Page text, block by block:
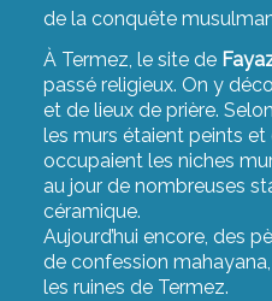
de la conquête
À Termez, le site de
passé religieux. On y
et de lieux de prière.
les murs étaient peints
occupaient les niches
au jour de nombreuses
céramique.
Aujourd’hui encore, des
de confession
les ruines de Termez.